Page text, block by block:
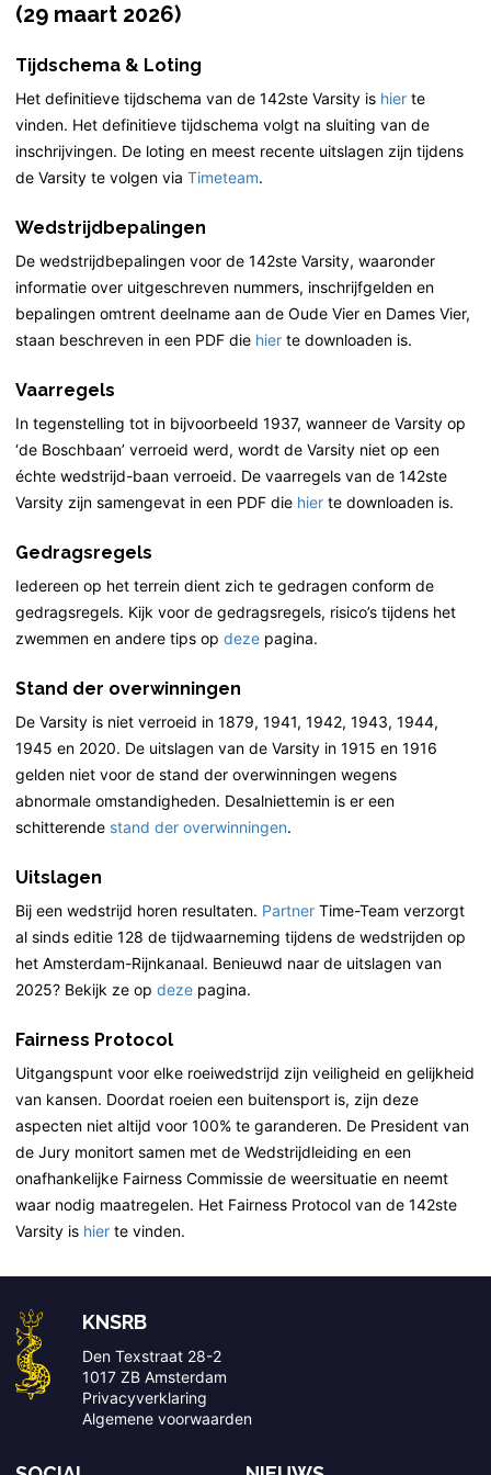
(29 maart 2026)
Tijdschema & Loting
Het definitieve tijdschema van de 142ste Varsity is hier te
vinden. Het definitieve tijdschema volgt na sluiting van de
inschrijvingen. De loting en meest recente uitslagen zijn tijdens
de Varsity te volgen via Timeteam.
Wedstrijdbepalingen
De wedstrijdbepalingen voor de 142ste Varsity, waaronder
informatie over uitgeschreven nummers, inschrijfgelden en
bepalingen omtrent deelname aan de Oude Vier en Dames Vier,
staan beschreven in een PDF die hier te downloaden is.
Vaarregels
In tegenstelling tot in bijvoorbeeld 1937, wanneer de Varsity op
‘de Boschbaan’ verroeid werd, wordt de Varsity niet op een
échte wedstrijd-baan verroeid. De vaarregels van de 142ste
Varsity zijn samengevat in een PDF die hier te downloaden is.
Gedragsregels
Iedereen op het terrein dient zich te gedragen conform de
gedragsregels. Kijk voor de gedragsregels, risico’s tijdens het
zwemmen en andere tips opdeze pagina.
Stand der overwinningen
De Varsity is niet verroeid in 1879, 1941, 1942, 1943, 1944,
1945 en 2020. De uitslagen van de Varsity in 1915 en 1916
gelden niet voor de stand der overwinningen wegens
abnormale omstandigheden. Desalniettemin is er een
schitterende stand der overwinningen.
Uitslagen
Bij een wedstrijd horen resultaten. Partner Time-Team verzorgt
al sinds editie 128 de tijdwaarneming tijdens de wedstrijden op
het Amsterdam-Rijnkanaal. Benieuwd naar de uitslagen van
2025? Bekijk ze opdeze pagina.
Fairness Protocol
Uitgangspunt voor elke roeiwedstrijd zijn veiligheid en gelijkheid
van kansen. Doordat roeien een buitensport is, zijn deze
aspecten niet altijd voor 100% te garanderen. De President van
de Jury monitort samen met de Wedstrijdleiding en een
onafhankelijke Fairness Commissie de weersituatie en neemt
waar nodig maatregelen. Het Fairness Protocol van de 142ste
Varsity is hierte vinden.
KNSRB
Den Texstraat 28-2
1017 ZB Amsterdam
Privacyverklaring
Algemene voorwaarden